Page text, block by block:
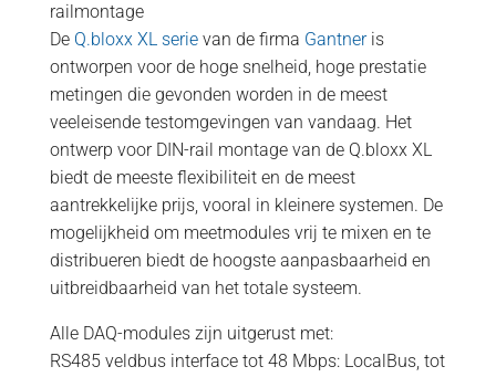
railmontage
De Q.bloxx XL serievan de firma Gantneris
ontworpen voor de hoge snelheid, hoge prestatie
metingen die gevonden worden in de meest
veeleisende testomgevingen van vandaag. Het
ontwerp voor DIN-rail montage van de Q.bloxx XL
biedt de meeste flexibiliteit en de meest
aantrekkelijke prijs, vooral in kleinere systemen. De
mogelijkheid om meetmodules vrij te mixen en te
distribueren biedt de hoogste aanpasbaarheid en
uitbreidbaarheid van het totale systeem.
Alle DAQ-modules zijn uitgerust met:
RS485 veldbus interface tot 48 Mbps: LocalBus, tot